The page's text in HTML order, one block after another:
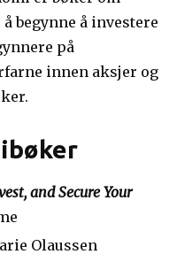
begynne å investere
på
innen aksjer og
and Secure Your
Olaussen